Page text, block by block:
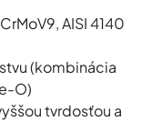
AISI 4140
(kombinácia
O)
tvrdosťou a